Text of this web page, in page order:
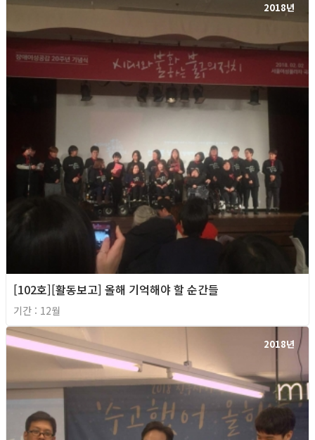
2018년
[102호][활동보고] 올해 기억해야 할 순간들
기간 : 12월
2018년